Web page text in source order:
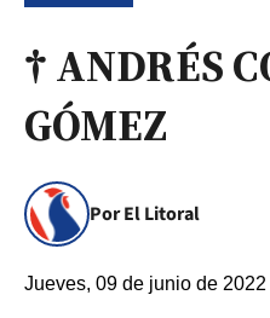
† ANDRÉS
GÓMEZ
Por El Litoral
Jueves, 09 de junio de